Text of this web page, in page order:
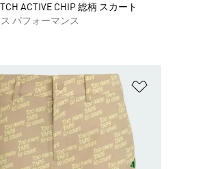
ACTIVE CHIP 総柄 スカート
パフォーマンス
ストに追加